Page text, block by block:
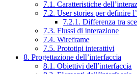
7.1. Caratteristiche
7.2. User stories per definire
7.2.1. Differenza tra
7.3. Flussi di interazione
7.4. Wireframe
7.5. Prototipi interattivi
8. Progettazione dell’interfaccia
8.1. Obiettivi dell’interfaccia